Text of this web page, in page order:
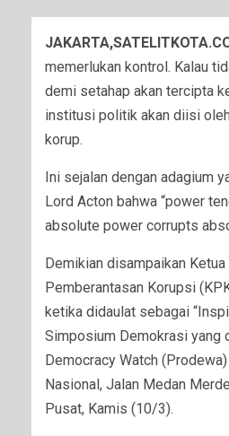
memerlukan kontrol. Kalau
demi setahap akan tercipta
institusi politik akan diisi
korup.
Ini sejalan dengan adagium
Lord Acton bahwa “power
absolute power corrupts
Demikian disampaikan
Pemberantasan Korupsi
ketika didaulat sebagai
Simposium Demokrasi yang
Democracy Watch
Nasional, Jalan Medan
Pusat, Kamis (10/3).